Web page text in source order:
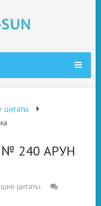
240 АРУН
цитаты.